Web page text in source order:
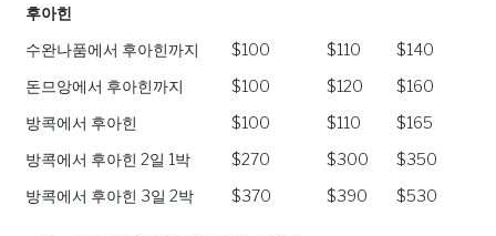
후아힌
수완나품에서 후아힌까지
$100 $110
$140
돈므앙에서 후아힌까지
$100 $120
$160
방콕에서 후아힌
$100 $110
$165
방콕에서 후아힌 2일 1박
$270 $300
$350
방콕에서 후아힌 3일 2박
$370 $390 $530